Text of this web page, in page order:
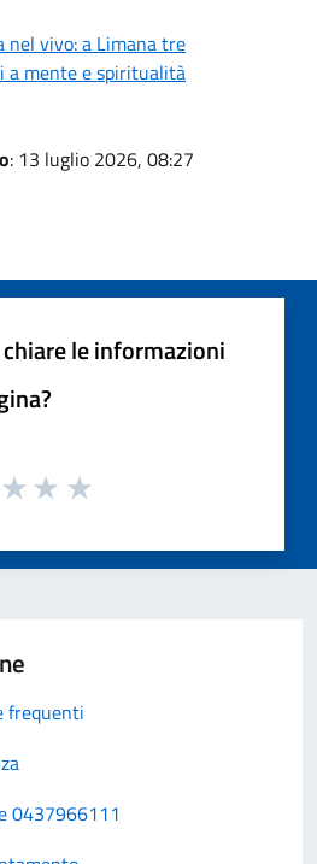
nel vivo: a Limana tre
a mente e spiritualità
: 13 luglio 2026, 08:27
le informazioni
frequenti
0437966111